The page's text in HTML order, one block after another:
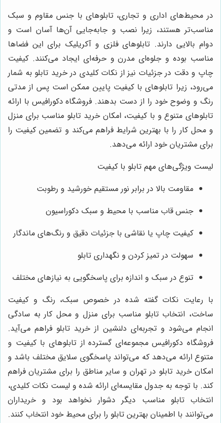
در محیط‌های اداری و تجاری، تابلوهای با جنس مقاوم و سبک
مناسب‌تر هستند، زیرا نصب و جابه‌جایی آن‌ها آسان است و
دوام بالایی دارند. تابلوهای فلزی و آکریلیک برای این فضاها
مناسب بوده و جلوه‌ای مدرن و حرفه‌ای ایجاد می‌کنند. کیفیت
چاپ و دقت در جزئیات نیز از نکات کلیدی در خرید تابلو به شمار
می‌رود، زیرا تابلوهای با کیفیت پایین ممکن است پس از مدتی
رنگ و وضوح خود را از دست بدهند. فروشگاه دکورافیس با ارائه
تابلوهای متنوع و با کیفیت، امکان خرید تابلو مناسب برای منزل
و محل کار را با بهترین شرایط فراهم می‌کند و تضمین کیفیت را
برای مشتریان خود ارائه می‌دهد.
لیست ویژگی‌های مهم تابلو با کیفیت
مقاومت بالا در برابر نور مستقیم خورشید و رطوبت
جنس قاب مناسب با محیط و سبک دکوراسیون
کیفیت چاپ یا نقاشی با جزئیات دقیق و رنگ‌های ماندگار
سهولت در تمیز کردن و نگهداری تابلو
تنوع در سبک و اندازه برای پاسخگویی به نیازهای مختلف
با رعایت نکات گفته شده در خصوص سبک، رنگ و کیفیت
ساخت، انتخاب تابلو مناسب برای منزل و محل کار به سادگی
انجام می‌شود و تجربه‌ای دلنشین از خرید تابلو فراهم می‌آید.
فروشگاه دکورافیس مجموعه‌ای گسترده از تابلوهای با کیفیت و
متنوع ارائه می‌دهد که می‌تواند پاسخگوی سلایق مختلف باشد و
امکان خرید تابلو در تهران و سایر مناطق را برای مشتریان فراهم
کند. با توجه به جدول مقایسه‌ای ارائه شده و لیست نکات کلیدی،
انتخاب تابلو مناسب دیگر دشوار نخواهد بود و خریداران
می‌توانند با اطمینان بهترین تابلو را برای محیط خود انتخاب کنند.